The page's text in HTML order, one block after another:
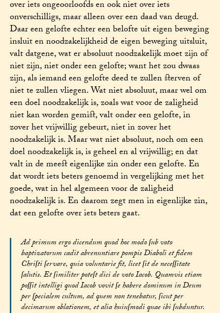
over iets ongeoorloofds en ook niet over iets
onverschilligs, maar alleen over een daad van deugd.
Daar een gelofte echter een belofte uit eigen beweging
insluit en noodzakelijkheid de eigen beweging uitsluit,
valt datgene, wat er absoluut noodzakelijk moet zijn of
niet zijn, niet onder een gelofte; want het zou dwaas
zijn, als iemand een gelofte deed te zullen sterven of
niet te zullen vliegen. Wat niet absoluut, maar wel om
een doel noodzakelijk is, zoals wat voor de zaligheid
niet kan worden gemist, valt onder een gelofte, in
zover het vrijwillig gebeurt, niet in zover het
noodzakelijk is. Maar wat niet absoluut, noch om een
doel noodzakelijk is, is geheel en al vrijwillig; en dat
valt in de meest eigenlijke zin onder een gelofte. En
dat wordt iets beters genoemd in vergelijking met het
goede, wat in hel algemeen voor de zaligheid
noodzakelijk is. En daarom zegt men in eigenlijke zin,
dat een gelofte over iets beters gaat.
Ad primum ergo dicendum quod hoc modo ſub voto
baptizatorum cadit abrenuntiare pompis Diaboli et fidem
Chriſti ſervare, quia voluntarie fit, licet ſit de neceſſitate
ſalutis. Et ſimiliter poteſt dici de voto Iacob. Quamvis etiam
poſſit intelligi quod Iacob vovit ſe habere dominum in Deum
per ſpecialem cultum, ad quem non tenebatur, ſicut per
decimarum oblationem, et alia huiuſmodi quae ibi ſubduntur.